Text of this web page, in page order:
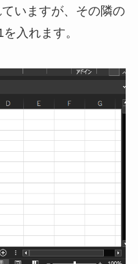
いますが、その隣の
入れます。